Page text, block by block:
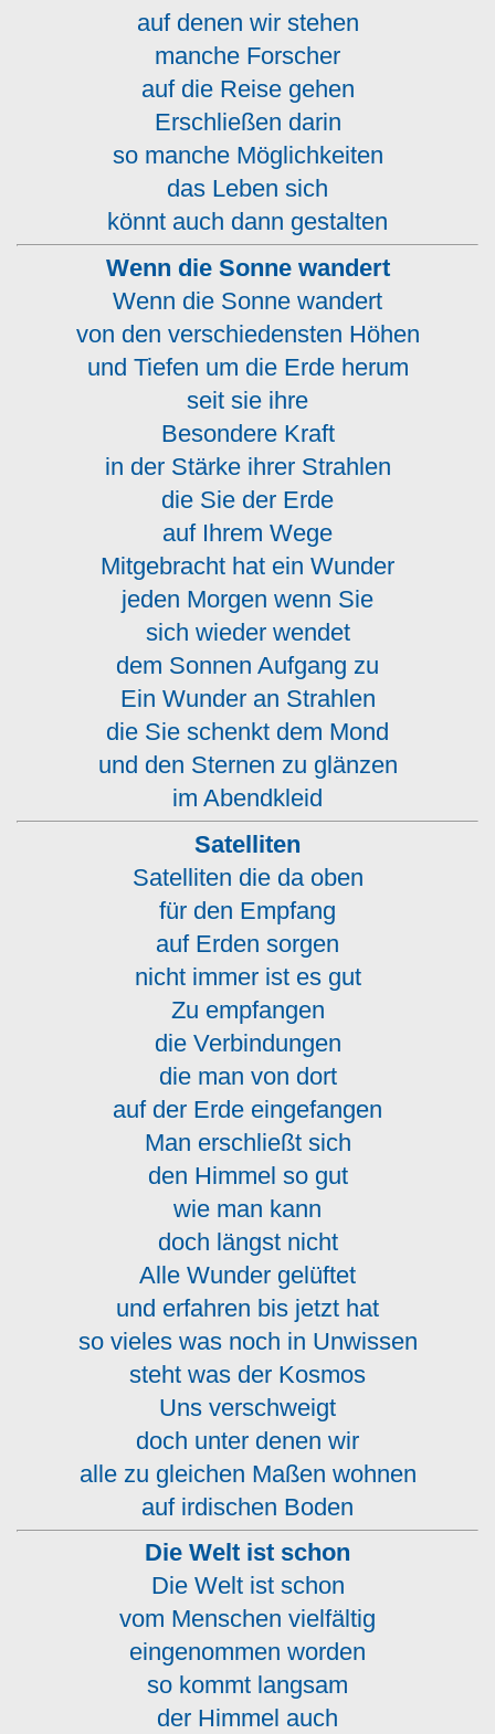
auf denen wir stehen
manche Forscher
auf die Reise gehen
Erschließen darin
so manche Möglichkeiten
das Leben sich
könnt auch dann gestalten
Wenn die Sonne wandert
Wenn die Sonne wandert
von den verschiedensten Höhen
und Tiefen um die Erde herum
seit sie ihre
Besondere Kraft
in der Stärke ihrer Strahlen
die Sie der Erde
auf Ihrem Wege
Mitgebracht hat ein Wunder
jeden Morgen wenn Sie
sich wieder wendet
dem Sonnen Aufgang zu
Ein Wunder an Strahlen
die Sie schenkt dem Mond
und den Sternen zu glänzen
im Abendkleid
Satelliten
Satelliten die da oben
für den Empfang
auf Erden sorgen
nicht immer ist es gut
Zu empfangen
die Verbindungen
die man von dort
auf der Erde eingefangen
Man erschließt sich
den Himmel so gut
wie man kann
doch längst nicht
Alle Wunder gelüftet
und erfahren bis jetzt hat
so vieles was noch in Unwissen
steht was der Kosmos
Uns verschweigt
doch unter denen wir
alle zu gleichen Maßen wohnen
auf irdischen Boden
Die Welt ist schon
Die Welt ist schon
vom Menschen vielfältig
eingenommen worden
so kommt langsam
der Himmel auch